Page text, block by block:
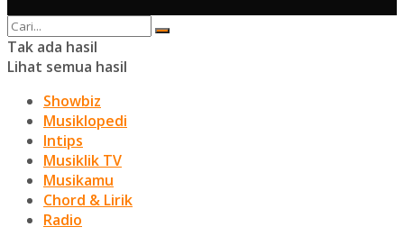
Tak ada hasil
Lihat semua hasil
Showbiz
Musiklopedi
Intips
Musiklik TV
Musikamu
Chord & Lirik
Radio